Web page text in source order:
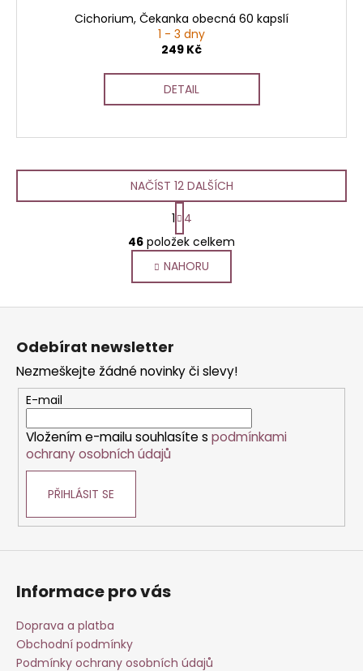
Cichorium, Čekanka obecná 60 kapslí
1 - 3 dny
249 Kč
DETAIL
O
v
l
á
d
p
r
v
k
y
u
NAČÍST 12 DALŠÍCH
S
t
r
á
n
k
1
4
46 položek celkem
NAHORU
Z
Odebírat newsletter
Nezmeškejte žádné novinky či slevy!
E-mail
Vložením e-mailu souhlasíte s podmínkami
ochrany osobních údajů
PŘIHLÁSIT SE
Informace pro vás
Doprava a platba
Obchodní podmínky
Podmínky ochrany osobních údajů